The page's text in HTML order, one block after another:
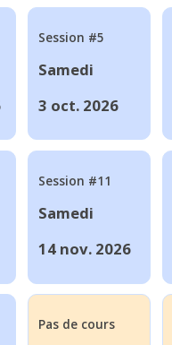
Session #5
Samedi
3 oct. 2026
Session #11
Samedi
14 nov. 2026
Pas de cours